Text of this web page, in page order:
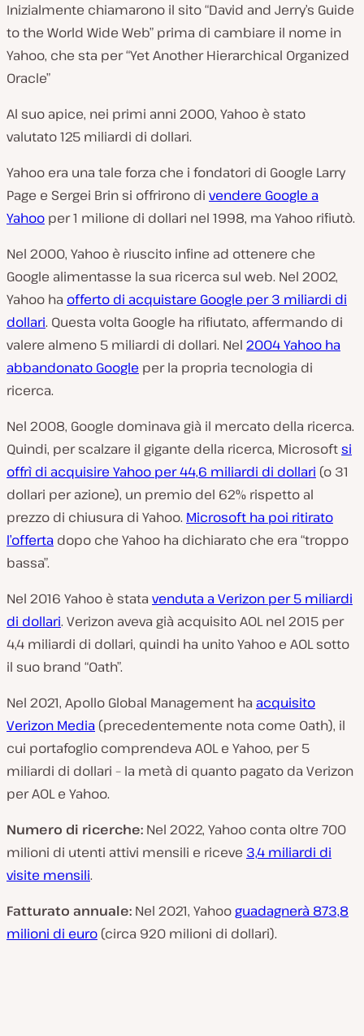
Inizialmente chiamarono il sito “David and Jerry’s Guide
to the World Wide Web” prima di cambiare il nome in
Yahoo, che sta per “Yet Another Hierarchical Organized
Oracle”
Al suo apice, nei primi anni 2000, Yahoo è stato
valutato 125 miliardi di dollari.
Yahoo era una tale forza che i fondatori di Google Larry
Page e Sergei Brin si offrirono di vendere Google a
Yahoo per 1 milione di dollari nel 1998, ma Yahoo rifiutò.
Nel 2000, Yahoo è riuscito infine ad ottenere che
Google alimentasse la sua ricerca sul web. Nel 2002,
Yahoo ha offerto di acquistare Google per 3 miliardi di
dollari. Questa volta Google ha rifiutato, affermando di
valere almeno 5 miliardi di dollari. Nel 2004 Yahoo ha
abbandonato Google per la propria tecnologia di
ricerca.
Nel 2008, Google dominava già il mercato della ricerca.
Quindi, per scalzare il gigante della ricerca, Microsoftsi
offrì di acquisire Yahoo per 44,6 miliardi di dollari (o 31
dollari per azione), un premio del 62% rispetto al
prezzo di chiusura di Yahoo. Microsoft ha poi ritirato
l’offerta dopo che Yahoo ha dichiarato che era “troppo
bassa”.
Nel 2016 Yahoo è stata venduta a Verizon per 5 miliardi
di dollari. Verizon aveva già acquisito AOL nel 2015 per
4,4 miliardi di dollari, quindi ha unito Yahoo e AOL sotto
il suo brand “Oath”.
Nel 2021, Apollo Global Management ha acquisito
Verizon Media (precedentemente nota come Oath), il
cui portafoglio comprendeva AOL e Yahoo, per 5
miliardi di dollari – la metà di quanto pagato da Verizon
per AOL e Yahoo.
Numero di ricerche: Nel 2022, Yahoo conta oltre 700
milioni di utenti attivi mensili e riceve 3,4 miliardi di
visite mensili.
Fatturato annuale: Nel 2021, Yahooguadagnerà 873,8
milioni di euro (circa 920 milioni di dollari).